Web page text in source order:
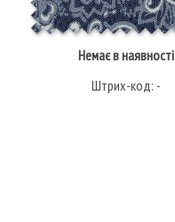
Немає в наявності
Штрих-код: -